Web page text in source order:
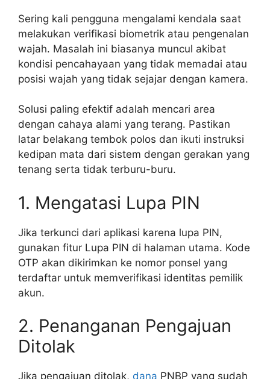
Sering kali pengguna mengalami kendala saat
melakukan verifikasi biometrik atau pengenalan
wajah. Masalah ini biasanya muncul akibat
kondisi pencahayaan yang tidak memadai atau
posisi wajah yang tidak sejajar dengan kamera.
Solusi paling efektif adalah mencari area
dengan cahaya alami yang terang. Pastikan
latar belakang tembok polos dan ikuti instruksi
kedipan mata dari sistem dengan gerakan yang
tenang serta tidak terburu-buru.
1. Mengatasi Lupa PIN
Jika terkunci dari aplikasi karena lupa PIN,
gunakan fitur Lupa PIN di halaman utama. Kode
OTP akan dikirimkan ke nomor ponsel yang
terdaftar untuk memverifikasi identitas pemilik
akun.
2. Penanganan Pengajuan
Ditolak
Jika pengajuan ditolak, dana PNBP yang sudah